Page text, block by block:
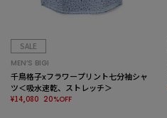
SALE
MEN’S BIGI
千鳥格子xフラワープリント七分袖シャ
ツ＜吸水速乾、ストレッチ＞
¥14,080 20%OFF